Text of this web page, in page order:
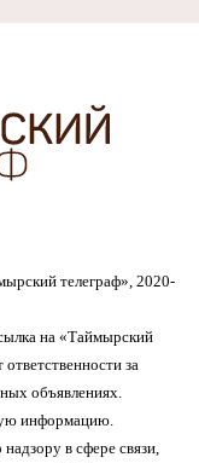
телеграф», 2020-
на «Таймырский
ответственности за
объявлениях.
информацию.
в сфере связи,